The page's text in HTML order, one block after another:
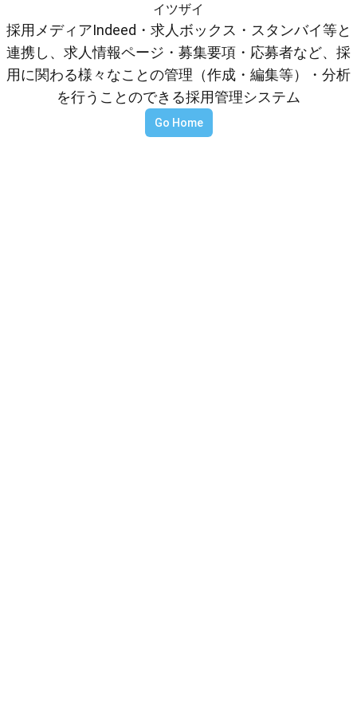
イツザイ
採用メディアIndeed・求人ボックス・スタンバイ等と
連携し、求人情報ページ・募集要項・応募者など、採
用に関わる様々なことの管理（作成・編集等）・分析
を行うことのできる採用管理システム
Go Home